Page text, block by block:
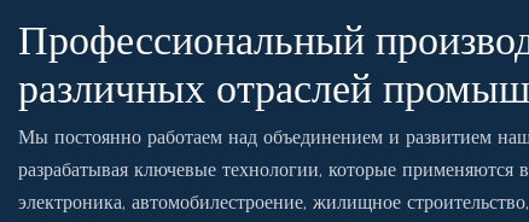
Профессиональный
различных отраслей
Мы постоянно работаем над объединением и развитием
разрабатывая ключевые технологии, которые применяются
электроника, автомобилестроение, жилищное